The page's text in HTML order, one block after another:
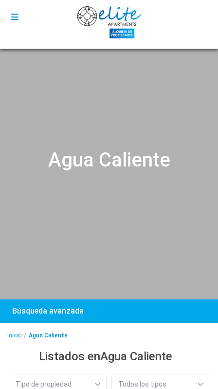
Agua Caliente
Búsqueda avanzada
Inicio Agua Caliente
Listados enAgua Caliente
Tipo de propiedad Todos los tipos